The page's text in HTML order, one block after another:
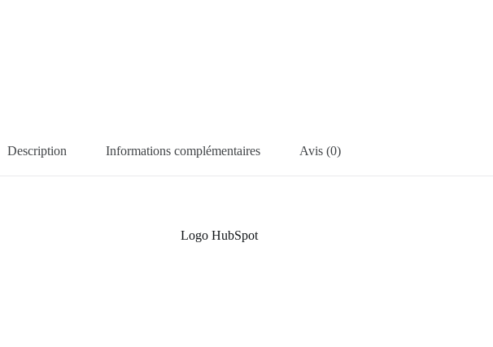
Description Informations complémentaires Avis (0)